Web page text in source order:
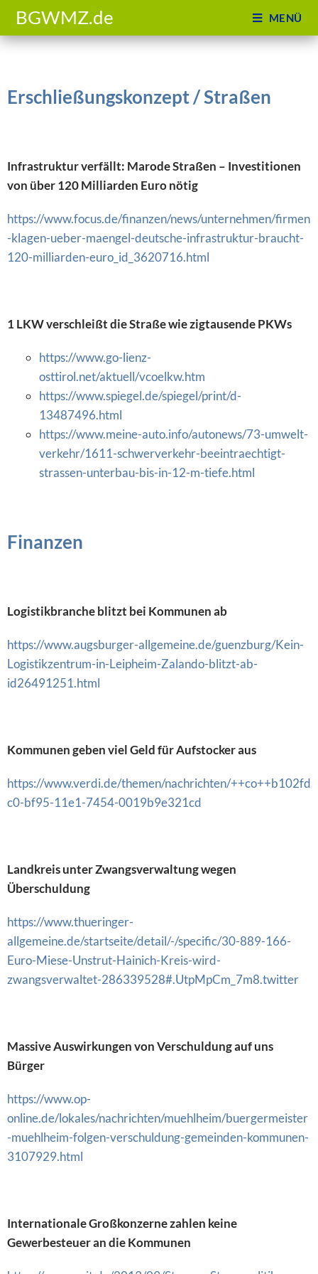
BGWMZ.de MENÜ
Erschließungskonzept / Straßen
Infrastruktur verfällt: Marode Straßen – Investitionen
von über 120 Milliarden Euro nötig
https://www.focus.de/finanzen/news/unternehmen/firmen
-klagen-ueber-maengel-deutsche-infrastruktur-braucht-
120-milliarden-euro_id_3620716.html
1 LKW verschleißt die Straße wie zigtausende PKWs
https://www.go-lienz-
osttirol.net/aktuell/vcoelkw.htm
https://www.spiegel.de/spiegel/print/d-
13487496.html
https://www.meine-auto.info/autonews/73-umwelt-
verkehr/1611-schwerverkehr-beeintraechtigt-
strassen-unterbau-bis-in-12-m-tiefe.html
Finanzen
Logistikbranche blitzt bei Kommunen ab
https://www.augsburger-allgemeine.de/guenzburg/Kein-
Logistikzentrum-in-Leipheim-Zalando-blitzt-ab-
id26491251.html
Kommunen geben viel Geld für Aufstocker aus
https://www.verdi.de/themen/nachrichten/++co++b102fd
c0-bf95-11e1-7454-0019b9e321cd
Landkreis unter Zwangsverwaltung wegen
Überschuldung
https://www.thueringer-
allgemeine.de/startseite/detail/-/specific/30-889-166-
Euro-Miese-Unstrut-Hainich-Kreis-wird-
zwangsverwaltet-286339528#.UtpMpCm_7m8.twitter
Massive Auswirkungen von Verschuldung auf uns
Bürger
https://www.op-
online.de/lokales/nachrichten/muehlheim/buergermeister
-muehlheim-folgen-verschuldung-gemeinden-kommunen-
3107929.html
Internationale Großkonzerne zahlen keine
Gewerbesteuer an die Kommunen